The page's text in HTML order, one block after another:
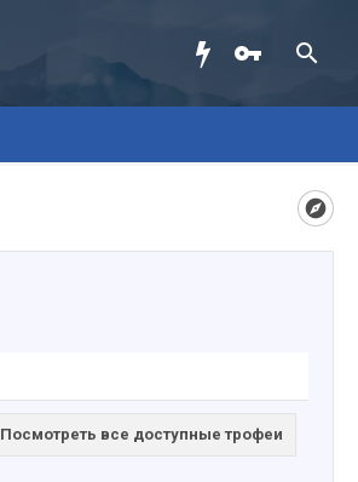
Посмотреть все доступные трофеи